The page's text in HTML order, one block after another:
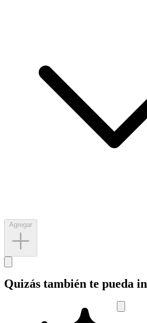
Quizás también te pueda